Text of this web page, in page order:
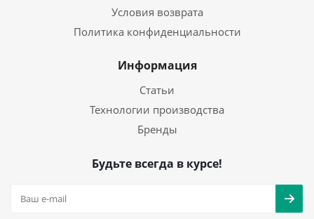
Условия возврата
Политика конфиденциальности
Информация
Статьи
Технологии производства
Бренды
Будьте всегда в курсе!